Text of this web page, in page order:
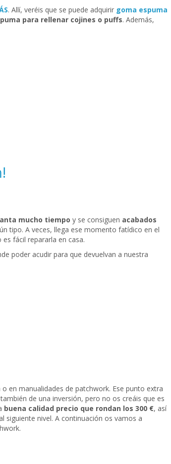
. Allí, veréis que se puede adquirir goma espuma
para rellenar cojines o puffs. Además,
mucho tiempo y se consiguen acabados
tipo. A veces, llega ese momento fatídico en el
fácil repararla en casa.
poder acudir para que devuelvan a nuestra
en manualidades de patchwork. Ese punto extra
de una inversión, pero no os creáis que es
buena calidad precio que rondan los 300 €, así
siguiente nivel. A continuación os vamos a